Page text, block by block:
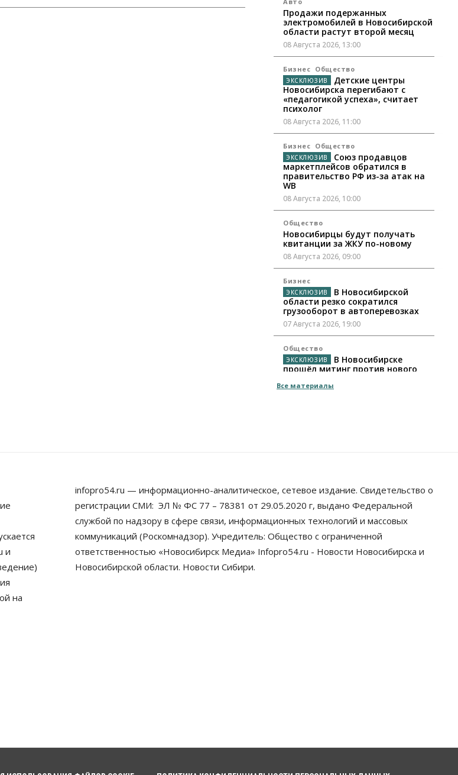
Продажи подержанных
электромобилей в Новосибирской
области растут второй месяц
08 Августа 2026, 13:00
Бизнес Общество
Детские центры
Новосибирска перегибают с
«педагогикой успеха», считает
психолог
08 Августа 2026, 11:00
Бизнес Общество
Союз продавцов
маркетплейсов обратился в
правительство РФ из-за атак на
WB
08 Августа 2026, 10:00
Общество
Новосибирцы будут получать
квитанции за ЖКУ по-новому
08 Августа 2026, 09:00
Бизнес
В Новосибирской
области резко сократился
грузооборот в автоперевозках
07 Августа 2026, 19:00
Общество
В Новосибирске
прошёл митинг против нового
07 Августа 2026, 18:00
Бизнес Недвижимость Общество
Новосибирцы стали
реже оформлять дома по
упрощенной схеме
07 Августа 2026, 16:00
Право&Порядок
В Новосибирске многодетным
Все материалы
и
на
infopro54.ru — информационно-аналитическое, сетевое издание. Свидетельство о
регистрации СМИ: ЭЛ № ФС 77 – 78381 от 29.05.2020 г, выдано Федеральной
службой по надзору в сфере связи, информационных технологий и массовых
коммуникаций (Роскомнадзор). Учредитель: Общество с ограниченной
ответственностью «Новосибирск Медиа» Infopro54.ru - Новости Новосибирска и
Новосибирской области. Новости Сибири.